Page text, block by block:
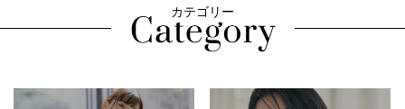
カテゴリー